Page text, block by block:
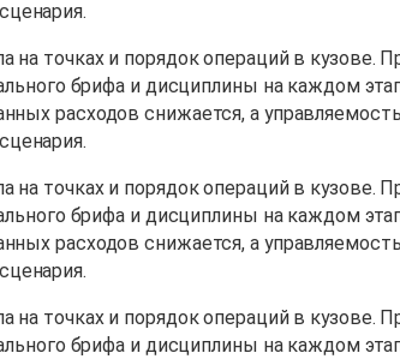
точках и порядок операций в кузове.
брифа и дисциплины на каждом
расходов снижается, а
точках и порядок операций в кузове.
брифа и дисциплины на каждом
расходов снижается, а
точках и порядок операций в кузове.
брифа и дисциплины на каждом